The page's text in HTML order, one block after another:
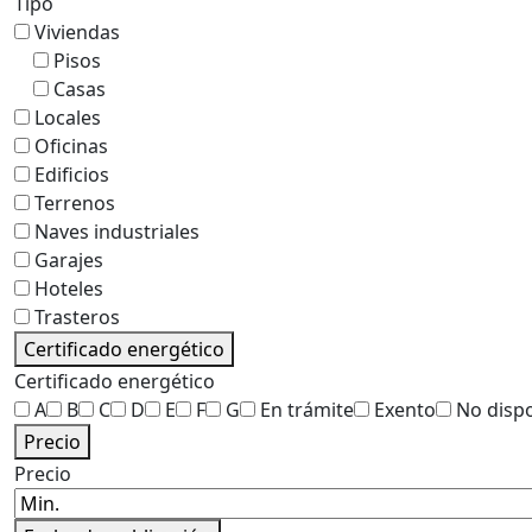
Viviendas
Pisos
Casas
Locales
Oficinas
Edificios
Terrenos
Naves industriales
Garajes
Hoteles
Trasteros
Certificado energético
Certificado energético
A
B C D E F G En trámite Exento
No
Precio
Precio